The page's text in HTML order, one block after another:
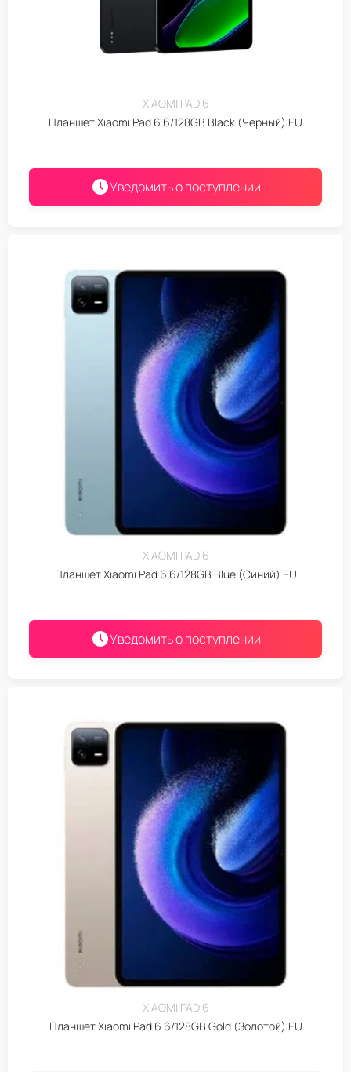
XIAOMI PAD 6
Планшет Xiaomi Pad 6 6/128GB Black (Черный) EU
Уведомить о поступлении
XIAOMI PAD 6
Планшет Xiaomi Pad 6 6/128GB Blue (Синий) EU
Уведомить о поступлении
XIAOMI PAD 6
Планшет Xiaomi Pad 6 6/128GB Gold (Золотой) EU